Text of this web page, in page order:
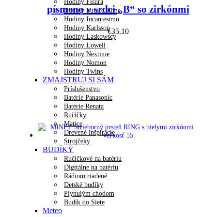
Hodiny Fisura
Hodiny Future Time
Hodiny Incantesimo
Hodiny Karlsson
Hodiny Laskowscy
Hodiny Lowell
Hodiny Nextime
Hodiny Nomon
Hodiny Twins
ZMAJSTRUJ SI SÁM
Príslušenstvo
Batérie Panasonic
Batérie Renata
Ručičky
Matice
Drevené inšpirácie
Strojčeky
BUDÍKY
Ručičkové na batériu
Digitálne na batériu
Rádiom riadené
Detské budíky
Plynulým chodom
Budík do Siete
Meteo
písmeno v srdci „B“ so zirkónmi
€35.10